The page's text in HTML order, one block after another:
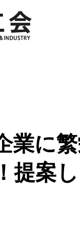
業に
提案